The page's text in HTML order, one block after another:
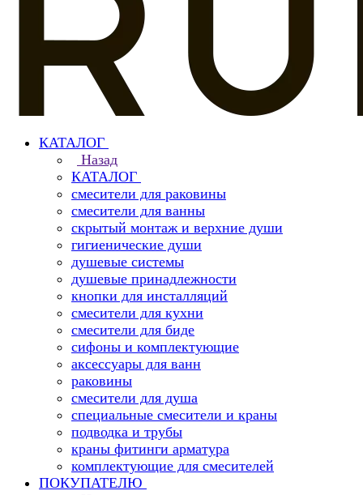
КАТАЛОГ
Назад
КАТАЛОГ
смесители для раковины
смесители для ванны
скрытый монтаж и верхние души
гигиенические души
душевые системы
душевые принадлежности
кнопки для инсталляций
смесители для кухни
смесители для биде
сифоны и комплектующие
аксессуары для ванн
раковины
смесители для душа
специальные смесители и краны
подводка и трубы
краны фитинги арматура
комплектующие для смесителей
ПОКУПАТЕЛЮ